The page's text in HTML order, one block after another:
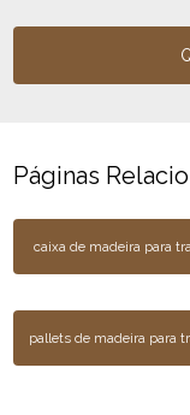
Páginas
caixa de madeira para
pallets de madeira para